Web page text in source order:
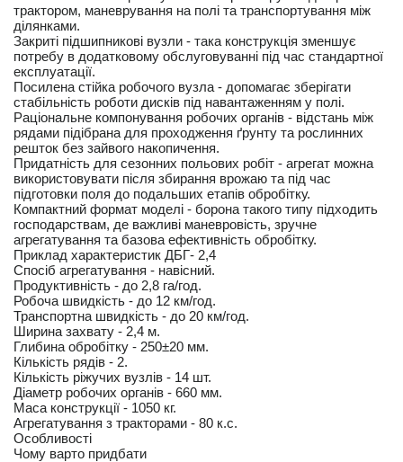
трактором, маневрування на полі та транспортування між
ділянками.
Закриті підшипникові вузли - така конструкція зменшує
потребу в додатковому обслуговуванні під час стандартної
експлуатації.
Посилена стійка робочого вузла - допомагає зберігати
стабільність роботи дисків під навантаженням у полі.
Раціональне компонування робочих органів - відстань між
рядами підібрана для проходження ґрунту та рослинних
решток без зайвого накопичення.
Придатність для сезонних польових робіт - агрегат можна
використовувати після збирання врожаю та під час
підготовки поля до подальших етапів обробітку.
Компактний формат моделі - борона такого типу підходить
господарствам, де важливі маневровість, зручне
агрегатування та базова ефективність обробітку.
Приклад характеристик ДБГ- 2,4
Спосіб агрегатування - навісний.
Продуктивність - до 2,8 га/год.
Робоча швидкість - до 12 км/год.
Транспортна швидкість - до 20 км/год.
Ширина захвату - 2,4 м.
Глибина обробітку - 250±20 мм.
Кількість рядів - 2.
Кількість ріжучих вузлів - 14 шт.
Діаметр робочих органів - 660 мм.
Маса конструкції - 1050 кг.
Агрегатування з тракторами - 80 к.с.
Особливості
Чому варто придбати